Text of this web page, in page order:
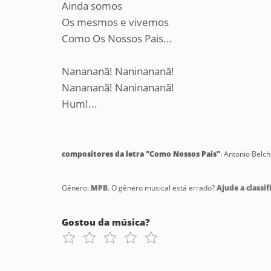
Ainda somos
Os mesmos e vivemos
Como Os Nossos Pais...
Nanananã! Naninananã!
Nanananã! Naninananã!
Hum!...
compositores da letra "Como Nossos Pais": Antonio
Gênero: MPB. O gênero musical está errado?Ajude a
Gostou da música?